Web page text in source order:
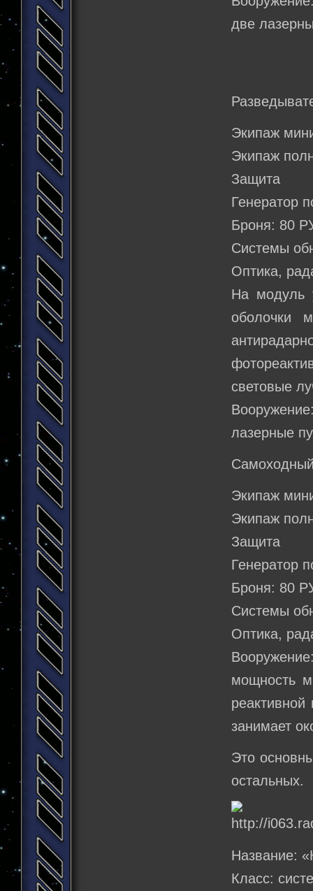
две
Экипаж
Экипаж
Защита
Генератор
Броня: 80
Системы
Оптика,
На модуль
оболочки
световые
лазерные
Экипаж
Экипаж
Защита
Генератор
Броня: 80
Системы
Оптика,
мощность
занимает
Это
остальных.
Название:
Класс: